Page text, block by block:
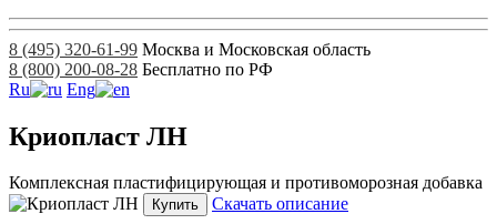
8 (495) 320-61-99 Москва и Московская область
8 (800) 200-08-28 Бесплатно по РФ
Ru
Eng
Криопласт ЛН
Комплексная пластифицирующая и противоморозная добавка
Купить Скачать описание